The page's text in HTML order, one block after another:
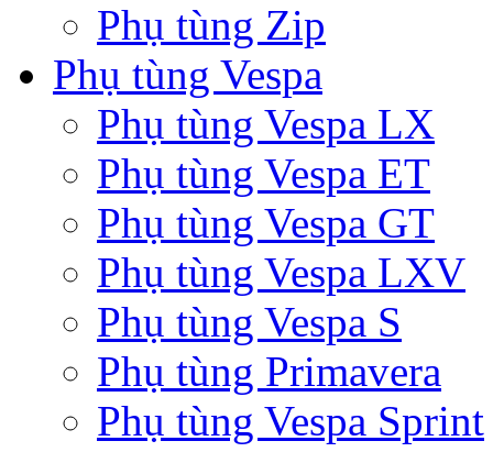
Phụ tùng Zip
Phụ tùng Vespa
Phụ tùng Vespa LX
Phụ tùng Vespa ET
Phụ tùng Vespa GT
Phụ tùng Vespa LXV
Phụ tùng Vespa S
Phụ tùng Primavera
Phụ tùng Vespa Sprint